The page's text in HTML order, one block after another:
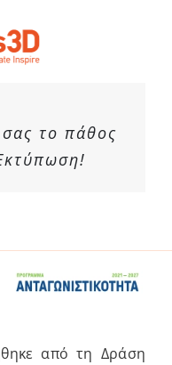
το πάθος
από τη Δράση